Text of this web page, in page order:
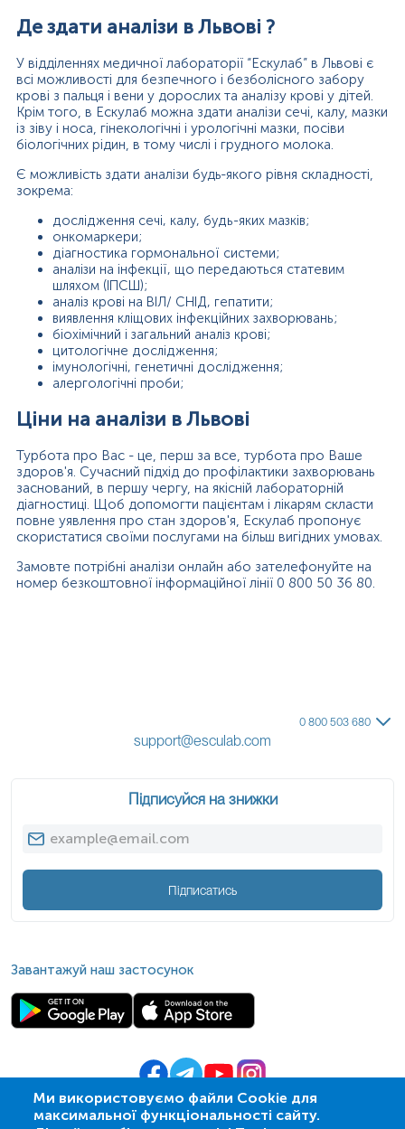
Де здати аналізи в Львові ?
У відділеннях медичної лабораторії “Ескулаб” в Львові є
всі можливості для безпечного і безболісного забору
крові з пальця і вени у дорослих та аналізу крові у дітей.
Крім того, в Ескулаб можна здати аналізи сечі, калу, мазки
із зіву і носа, гінекологічні і урологічні мазки, посіви
біологічних рідин, в тому числі і грудного молока.
Є можливість здати аналізи будь-якого рівня складності,
зокрема:
дослідження сечі, калу, будь-яких мазків;
онкомаркери;
діагностика гормональної системи;
аналізи на інфекції, що передаються статевим
шляхом (ІПСШ);
аналіз крові на ВІЛ/ СНІД, гепатити;
виявлення кліщових інфекційних захворювань;
біохімічний і загальний аналіз крові;
цитологічне дослідження;
імунологічні, генетичні дослідження;
алергологічні проби;
Ціни на аналізи в Львові
Турбота про Вас - це, перш за все, турбота про Ваше
здоров'я. Сучасний підхід до профілактики захворювань
заснований, в першу чергу, на якісній лабораторній
діагностиці. Щоб допомогти пацієнтам і лікарям скласти
повне уявлення про стан здоров'я, Ескулаб пропонує
скористатися своїми послугами на більш вигідних умовах.
Замовте потрібні аналізи онлайн або зателефонуйте на
номер безкоштовної інформаційної лінії 0 800 50 36 80.
Ми використовуємо файли Cookie для
максимальної функціональності сайту.
0 800 503 680
support@esculab.com
Підписуйся на знижки
Підписатись
Завантажуй наш застосунок
© 2009- 2026 | ПСМЛ «Ескулаб»